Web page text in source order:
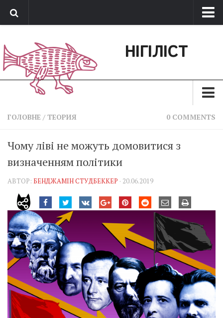
Обратная связь
Поддержать сайт
НІГІЛІСТ
Зараз
Позиція
Агітатор
Музика революції
Візуальне
Научпоп
Головне
Цитати
Inter/antinational
ГОЛОВНЕ / ТЕОРИЯ 0 COMMENTS
Чому ліві не можуть домовитися з
визначенням політики
АВТОР: БЕНДЖАМІН СТУДБЕККЕР · 20.06.2019